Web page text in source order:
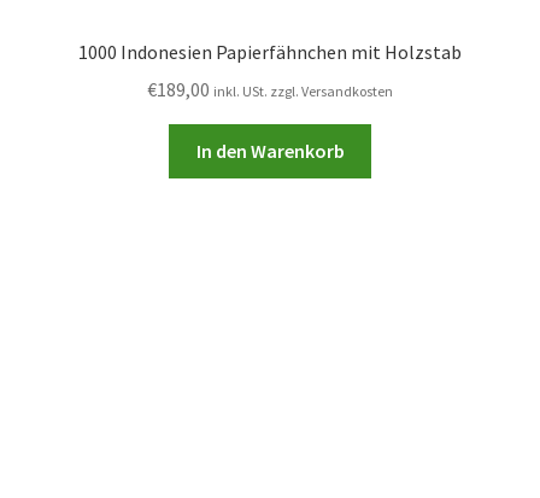
1000 Indonesien Papierfähnchen mit Holzstab
€189,00 inkl. USt. zzgl. Versandkosten
In den Warenkorb